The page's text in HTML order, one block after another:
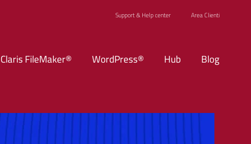
Support & Help center Area Clienti
Claris FileMaker® WordPress® Hub Blog